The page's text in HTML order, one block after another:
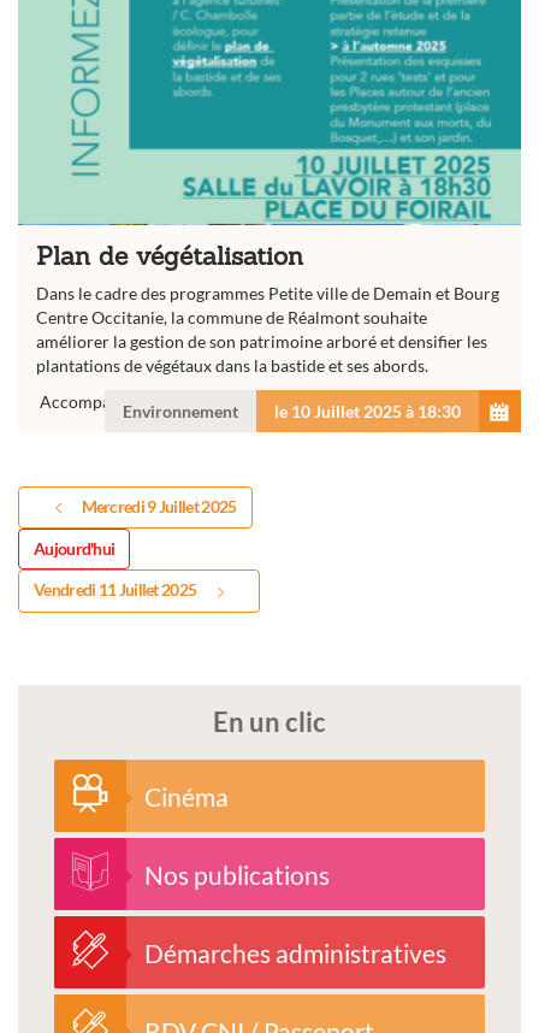
Plan de végétalisation
Dans le cadre des programmes Petite ville de Demain et Bourg
Centre Occitanie, la commune de Réalmont souhaite
améliorer la gestion de son patrimoine arboré et densifier les
plantations de végétaux dans la bastide et ses abords.
Accompagné par un bureau...
Environnement le 10 Juillet 2025 à 18:30
Mercredi 9 Juillet 2025
Aujourd'hui
Vendredi 11 Juillet 2025
En un clic
Cinéma
Nos publications
Démarches administratives